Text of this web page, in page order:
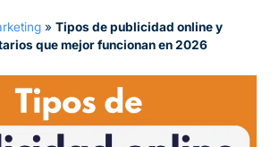
» Tipos de publicidad online y
que mejor funcionan en 2026